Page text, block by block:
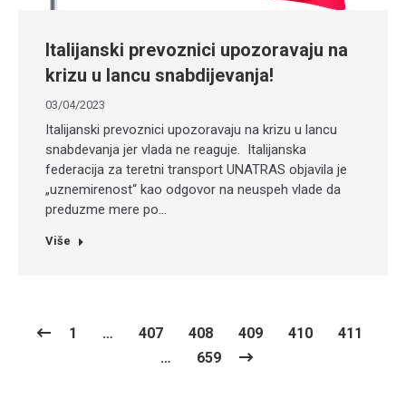
Italijanski prevoznici upozoravaju na
krizu u lancu snabdijevanja!
03/04/2023
Italijanski prevoznici upozoravaju na krizu u lancu
snabdevanja jer vlada ne reaguje. Italijanska
federacija za teretni transport UNATRAS objavila je
„uznemirenost“ kao odgovor na neuspeh vlade da
preduzme mere po…
Više
1 … 407 408 409 410
411
…
659